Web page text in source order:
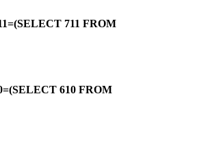
711 FROM
610 FROM